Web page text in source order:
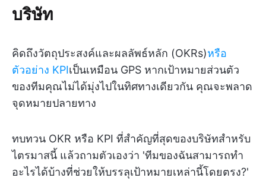
บริษัท
คิดถึงวัตถุประสงค์และผลลัพธ์หลัก (OKRs)หรือ
ตัวอย่าง KPIเป็นเหมือน GPS หากเป้าหมายส่วนตัว
ของทีมคุณไม่ได้มุ่งไปในทิศทางเดียวกัน คุณจะพลาด
จุดหมายปลายทาง
ทบทวน OKR หรือ KPI ที่สำคัญที่สุดของบริษัทสำหรับ
ไตรมาสนี้ แล้วถามตัวเองว่า 'ทีมของฉันสามารถทำ
อะไรได้บ้างที่ช่วยให้บรรลุเป้าหมายเหล่านี้โดยตรง?'